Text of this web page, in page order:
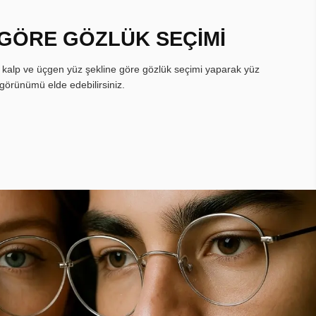
GÖZLÜK SEÇİMİ
ve üçgen yüz şekline göre gözlük seçimi yaparak yüz
elde edebilirsiniz.